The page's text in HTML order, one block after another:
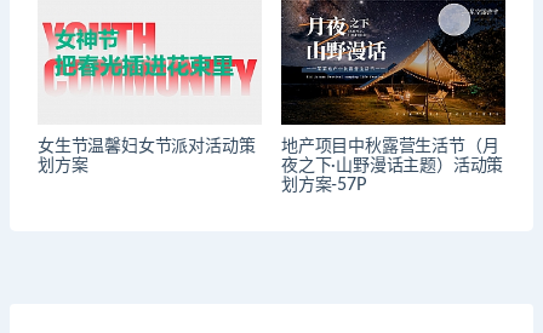
女生节温馨妇女节派对活动策
划方案
地产项目中秋露营生活节（月
夜之下·山野漫话主题）活动策
划方案-57P